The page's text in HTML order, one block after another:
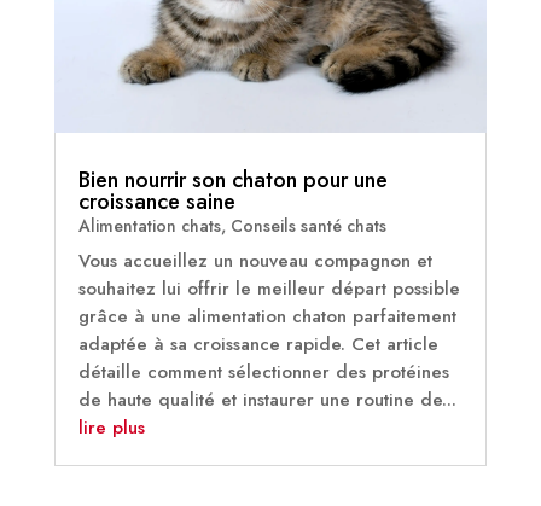
Bien nourrir son chaton pour une
croissance saine
Alimentation chats, Conseils santé chats
Vous accueillez un nouveau compagnon et
souhaitez lui offrir le meilleur départ possible
grâce à une alimentation chaton parfaitement
adaptée à sa croissance rapide. Cet article
détaille comment sélectionner des protéines
de haute qualité et instaurer une routine de...
lire plus